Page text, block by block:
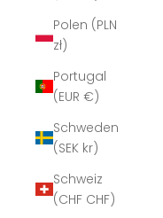
Polen (PLN
zł)
Portugal
(EUR €)
Schweden
(SEK kr)
Schweiz
(CHF CHF)